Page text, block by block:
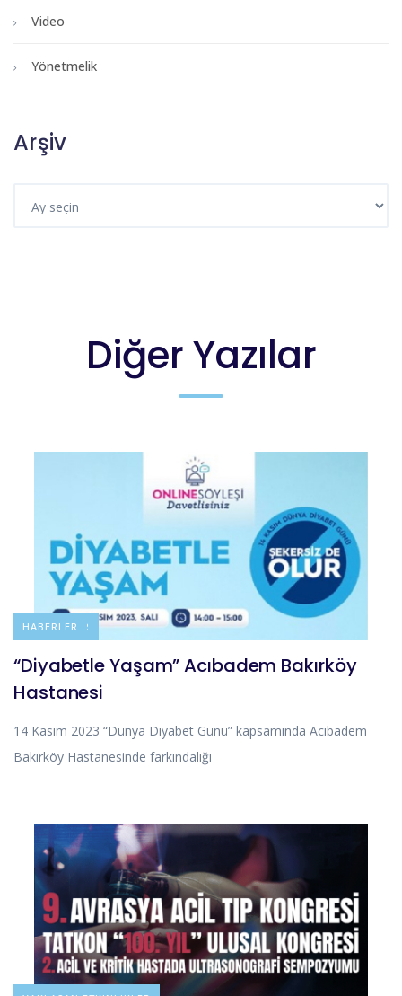
Video
Yönetmelik
Arşiv
Diğer Yazılar
DUYURULAR
HABERLER
“Diyabetle Yaşam” Acıbadem Bakırköy
Hastanesi
14 Kasım 2023 “Dünya Diyabet Günü” kapsamında Acıbadem
Bakırköy Hastanesinde farkındalığı